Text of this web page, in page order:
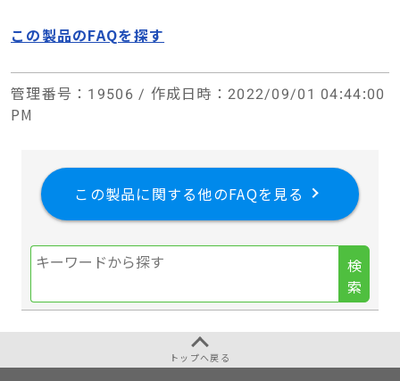
この製品のFAQを探す
管理番号 ：19506 / 作成日時 ：2022/09/01 04:44:00
PM
この製品に関する他のFAQを見る
検
索
トップへ戻る